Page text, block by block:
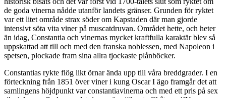
de goda vinerna nådde utanför landets gränser. Grunden för ryktet
var ett litet område strax söder om Kapstaden där man gjorde
intensivt söta vita viner på muscatdruvan. Området hette, och heter
än idag, Constantia och vinernas mycket kraftfulla karaktär blev så
uppskattad att till och med den franska noblessen, med Napoleon i
spetsen, plockade fram sina allra tjockaste plånböcker.
Constantias rykte flög likt örnar ända upp till våra breddgrader. I en
förteckning från 1851 över viner i kung Oscar I ägo framgår det att
samlingens höjdpunkt var constantiavinerna och med ett pris på sex